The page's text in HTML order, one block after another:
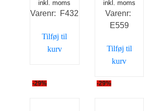
oprindelige
pris
39,00 kr..
aktuelle
pris
inkl. moms
Varenr: F432
Tilføj til
kurv
pris
var:
inkl. moms
Varenr:
E559
Tilføj til
kurv
-29% -29%